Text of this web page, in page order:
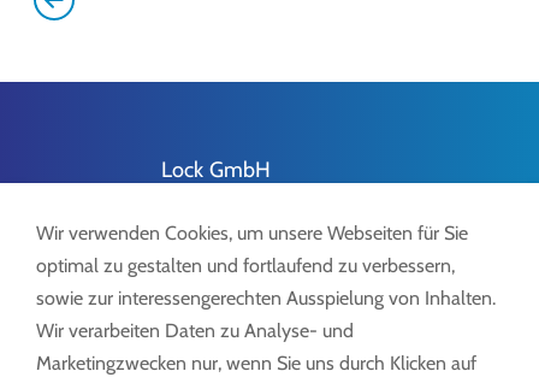
Lock GmbH
D-88521 Ertingen
Tel.:+49 7371 9508-0
Wir verwenden Cookies, um unsere Webseiten für Sie
optimal zu gestalten und fortlaufend zu verbessern,
sowie zur interessengerechten Ausspielung von Inhalten.
Wir verarbeiten Daten zu Analyse- und
Marketingzwecken nur, wenn Sie uns durch Klicken auf